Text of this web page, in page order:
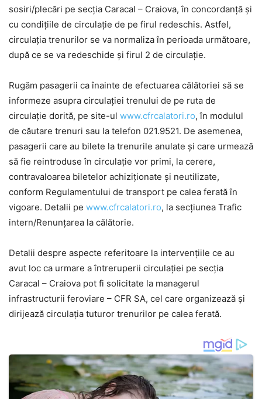
sosiri/plecări pe secția Caracal – Craiova, în concordanță și
cu condițiile de circulație de pe firul redeschis. Astfel,
circulația trenurilor se va normaliza în perioada următoare,
după ce se va redeschide și firul 2 de circulație.
Rugăm pasagerii ca înainte de efectuarea călătoriei să se
informeze asupra circulației trenului de pe ruta de
circulație dorită, pe site-ul www.cfrcalatori.ro, în modulul
de căutare trenuri sau la telefon 021.9521. De asemenea,
pasagerii care au bilete la trenurile anulate și care urmează
să fie reintroduse în circulație vor primi, la cerere,
contravaloarea biletelor achiziţionate şi neutilizate,
conform Regulamentului de transport pe calea ferată în
vigoare. Detalii pe www.cfrcalatori.ro, la secţiunea Trafic
intern/Renunțarea la călătorie.
Detalii despre aspecte referitoare la intervențiile ce au
avut loc ca urmare a întreruperii circulației pe secția
Caracal – Craiova pot fi solicitate la managerul
infrastructurii feroviare – CFR SA, cel care organizează şi
dirijează circulaţia tuturor trenurilor pe calea ferată.